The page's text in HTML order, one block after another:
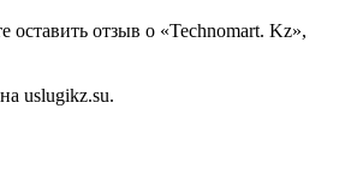
оставить отзыв о «Technomart. Kz»,
uslugikz.su.